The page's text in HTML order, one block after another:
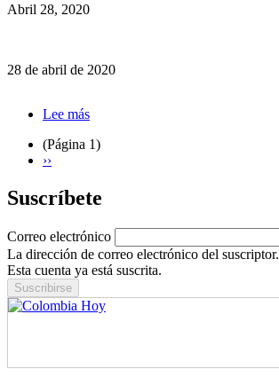
salvar
la
Abril 28, 2020
28 de abril de 2020
Lee más
Nacional
Covid-
19!
Paginación
(Página 1)
Siguiente
››
Suscríbete
Correo electrónico
La dirección de correo electrónico del suscriptor.
Esta cuenta ya está suscrita.